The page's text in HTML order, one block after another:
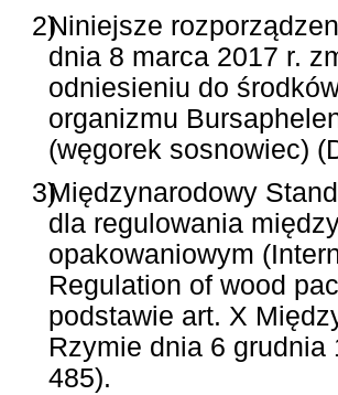
2)Niniejsze
dnia 8 marca 2017 r.
odniesieniu do
organizmu
(węgorek sosnowiec)
3)Międzynarodowy
dla regulowania
opakowaniowym
Regulation of wood
podstawie art. X
Rzymie dnia 6 grudnia
485).